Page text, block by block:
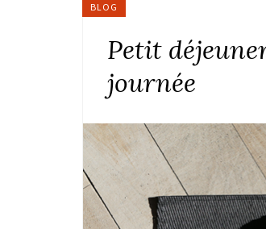
BLOG
Petit
journée